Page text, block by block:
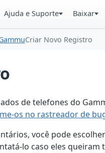
Ajuda e Suporte Baixar
Criar Novo Registro
de telefones do
os no rastreador de
você pode
lo caso eles